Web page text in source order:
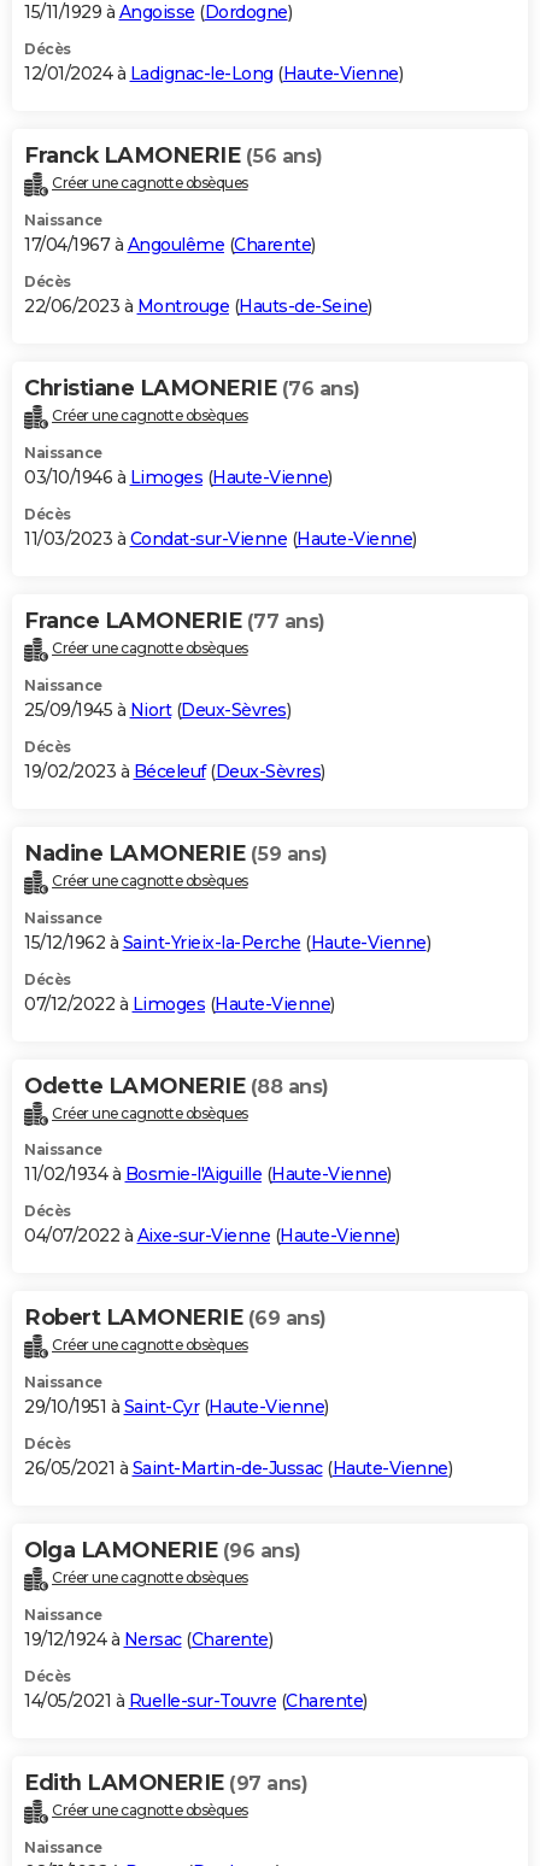
15/11/1929 à Angoisse (Dordogne)
Décès
12/01/2024 à Ladignac-le-Long (Haute-Vienne)
Franck LAMONERIE (56 ans)
Créer une cagnotte obsèques
Naissance
17/04/1967 à Angoulême (Charente)
Décès
22/06/2023 à Montrouge (Hauts-de-Seine)
Christiane LAMONERIE (76 ans)
Créer une cagnotte obsèques
Naissance
03/10/1946 à Limoges (Haute-Vienne)
Décès
11/03/2023 à Condat-sur-Vienne (Haute-Vienne)
France LAMONERIE (77 ans)
Créer une cagnotte obsèques
Naissance
25/09/1945 à Niort(Deux-Sèvres)
Décès
19/02/2023 à Béceleuf(Deux-Sèvres)
Nadine LAMONERIE (59 ans)
Créer une cagnotte obsèques
Naissance
15/12/1962 à Saint-Yrieix-la-Perche (Haute-Vienne)
Décès
07/12/2022 à Limoges (Haute-Vienne)
Odette LAMONERIE (88 ans)
Créer une cagnotte obsèques
Naissance
11/02/1934 à Bosmie-l'Aiguille (Haute-Vienne)
Décès
04/07/2022 à Aixe-sur-Vienne (Haute-Vienne)
Robert LAMONERIE (69 ans)
Créer une cagnotte obsèques
Naissance
29/10/1951 à Saint-Cyr(Haute-Vienne)
Décès
26/05/2021 à Saint-Martin-de-Jussac(Haute-Vienne)
Olga LAMONERIE (96 ans)
Créer une cagnotte obsèques
Naissance
19/12/1924 à Nersac(Charente)
Décès
14/05/2021 à Ruelle-sur-Touvre (Charente)
Edith LAMONERIE (97 ans)
Créer une cagnotte obsèques
Naissance